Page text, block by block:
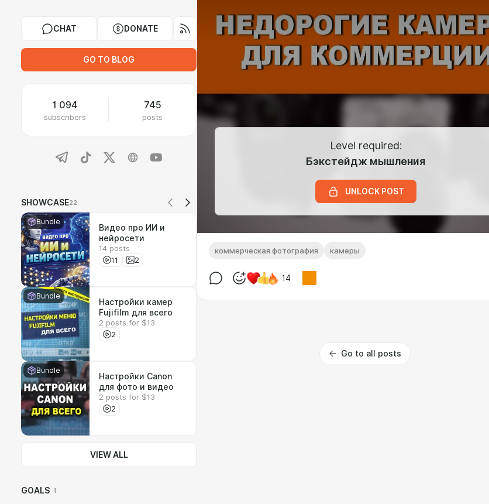
CHAT DONATE
GO TO BLOG
1 094
subscribers
745
posts
SHOWCASE22
Bundle
Видео про ИИ и
нейросети
14 posts
11
2
Bundle
Настройки камер
Fujifilm для всего
2 posts for $13
2
Bundle
Настройки Canon
для фото и видео
2 posts for $13
2
VIEW ALL
GOALS 1
Level required:
Бэкстейдж мышления
UNLOCK POST
коммерческая фотография камеры
14
Go to all posts